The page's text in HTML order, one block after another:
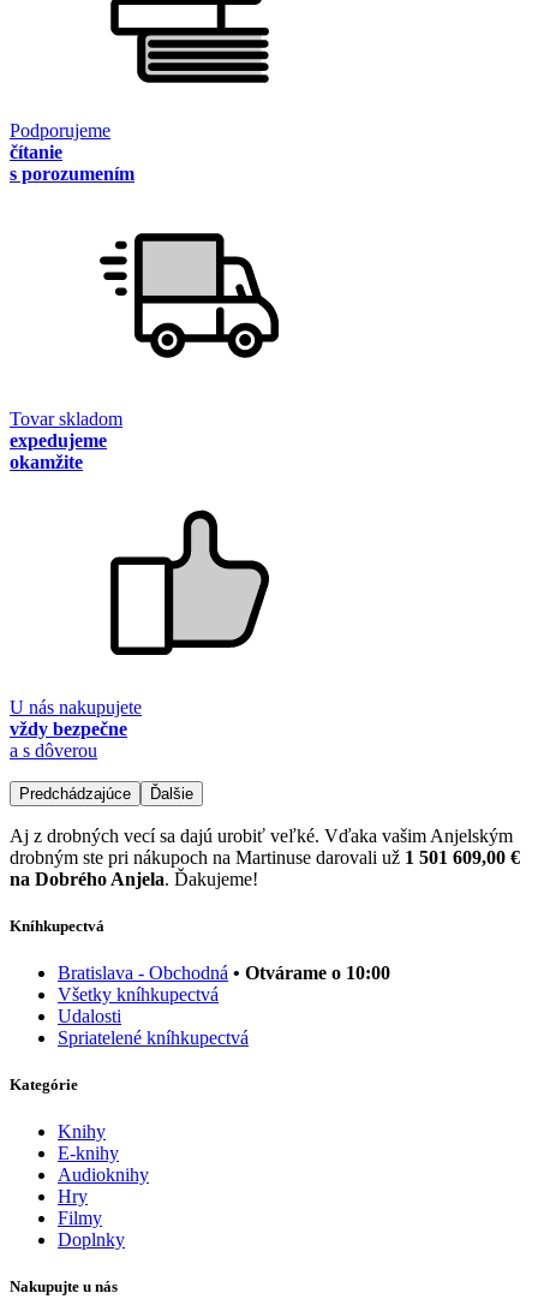
Podporujeme
čítanie
s porozumením
Tovar skladom
expedujeme
okamžite
U nás nakupujete
vždy bezpečne
a s dôverou
Predchádzajúce Ďalšie
Aj z drobných vecí sa dajú urobiť veľké. Vďaka vašim Anjelským
drobným ste pri nákupoch na Martinuse darovali už 1 501 609,00 €
na Dobrého Anjela. Ďakujeme!
Kníhkupectvá
Bratislava - Obchodná • Otvárame o 10:00
Všetky kníhkupectvá
Udalosti
Spriatelené kníhkupectvá
Kategórie
Knihy
E-knihy
Audioknihy
Hry
Filmy
Doplnky
Nakupujte u nás